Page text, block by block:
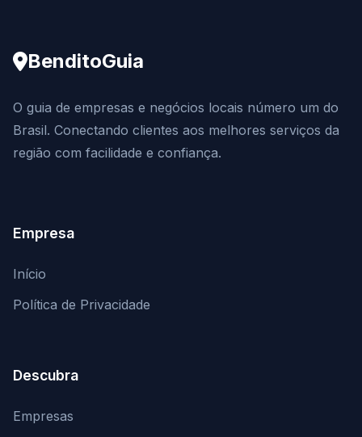
BenditoGuia
O guia de empresas e negócios locais número um do
Brasil. Conectando clientes aos melhores serviços da
região com facilidade e confiança.
Empresa
Início
Política de Privacidade
Descubra
Empresas